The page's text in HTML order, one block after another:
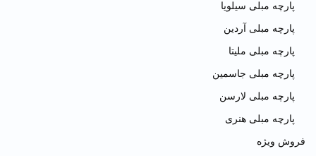
پارچه مبلی سیلویا
پارچه مبلی آردین
پارچه مبلی ملیتا
پارچه مبلی جاسمین
پارچه مبلی لارسن
پارچه مبلی هنری
فروش ویژه